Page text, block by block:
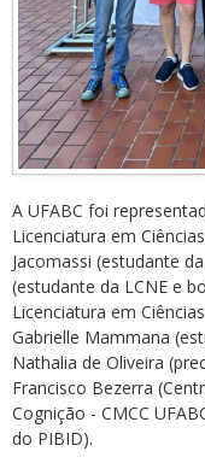
A UFABC foi
Licenciatura em
Jacomassi (estudante
(estudante da LCNE e
Licenciatura em
Gabrielle Mammana
Nathalia de Oliveira
Francisco Bezerra
Cognição - CMCC
do PIBID).